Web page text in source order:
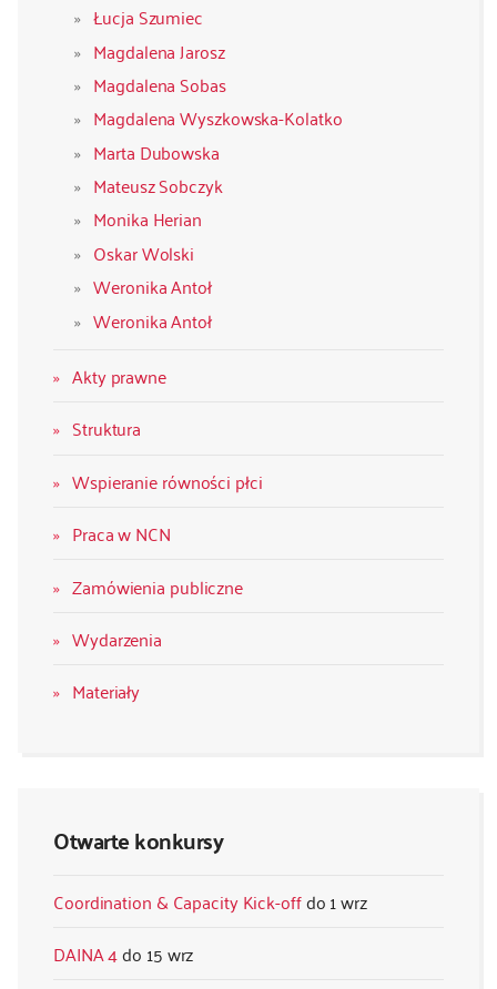
Łucja Szumiec
Magdalena Jarosz
Magdalena Sobas
Magdalena Wyszkowska-Kolatko
Marta Dubowska
Mateusz Sobczyk
Monika Herian
Oskar Wolski
Weronika Antoł
Weronika Antoł
Akty prawne
Struktura
Wspieranie równości płci
Praca w NCN
Zamówienia publiczne
Wydarzenia
Materiały
Otwarte konkursy
Coordination & Capacity Kick-off
1 wrz
DAINA 4
15 wrz